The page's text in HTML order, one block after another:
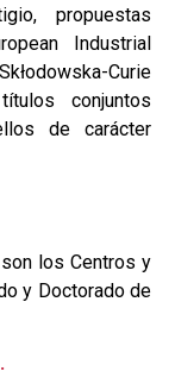
propuestas
Industrial
Curie
conjuntos
de carácter
los Centros y
y Doctorado de